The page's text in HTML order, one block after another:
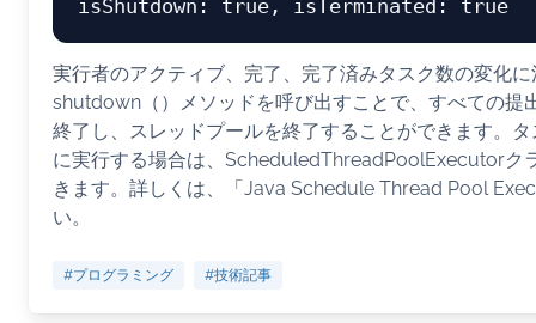
実行者のアクティブ、完了、完了済みタスク数の変化
shutdown（）メソッドを呼び出すことで、すべての提
終了し、スレッドプールを終了することができます。
に実行する場合は、ScheduledThreadPoolExecutorク
きます。詳しくは、「Java Schedule Thread Pool
い。
#プログラミング #技術記事